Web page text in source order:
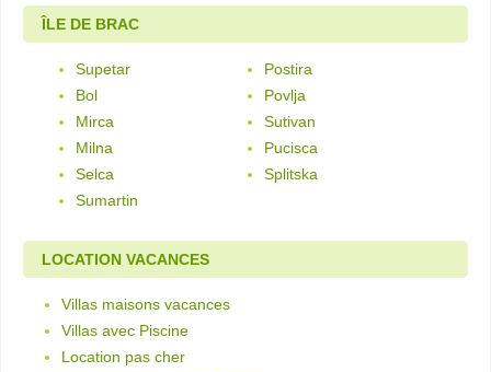
ÎLE DE BRAC
Supetar
Postira
Bol
Povlja
Mirca
Sutivan
Milna
Pucisca
Selca
Splitska
Sumartin
LOCATION VACANCES
Villas maisons vacances
Villas avec Piscine
Location pas cher